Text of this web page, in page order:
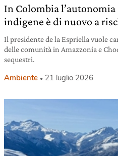
In Colombia
indigene è di nuovo a
Il presidente de la Espriella vuole
delle comunità in Amazzonia e
sequestri.
Ambiente 21 luglio 2026